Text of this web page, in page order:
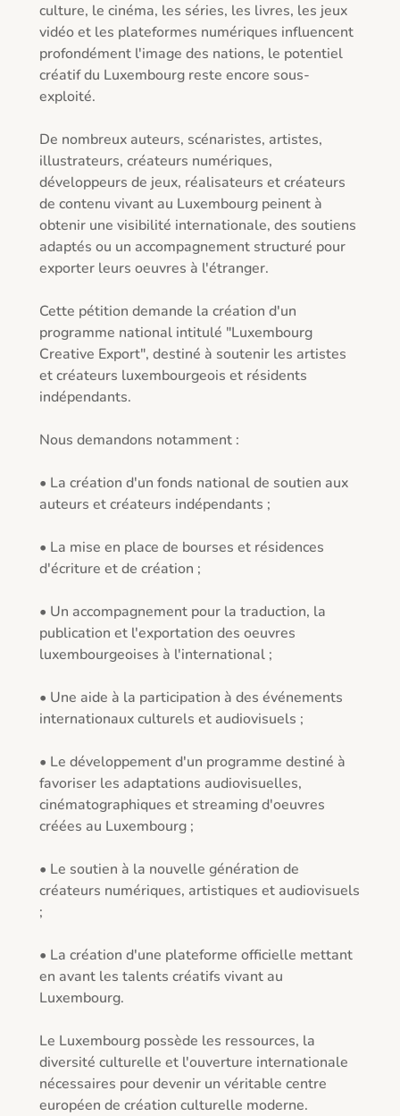
culture, le cinéma, les séries, les livres, les jeux
vidéo et les plateformes numériques influencent
profondément l'image des nations, le potentiel
créatif du Luxembourg reste encore sous-
exploité.
De nombreux auteurs, scénaristes, artistes,
illustrateurs, créateurs numériques,
développeurs de jeux, réalisateurs et créateurs
de contenu vivant au Luxembourg peinent à
obtenir une visibilité internationale, des soutiens
adaptés ou un accompagnement structuré pour
exporter leurs oeuvres à l'étranger.
Cette pétition demande la création d'un
programme national intitulé "Luxembourg
Creative Export", destiné à soutenir les artistes
et créateurs luxembourgeois et résidents
indépendants.
Nous demandons notamment :
• La création d'un fonds national de soutien aux
auteurs et créateurs indépendants ;
• La mise en place de bourses et résidences
d'écriture et de création ;
• Un accompagnement pour la traduction, la
publication et l'exportation des oeuvres
luxembourgeoises à l'international ;
• Une aide à la participation à des événements
internationaux culturels et audiovisuels ;
• Le développement d'un programme destiné à
favoriser les adaptations audiovisuelles,
cinématographiques et streaming d'oeuvres
créées au Luxembourg ;
• Le soutien à la nouvelle génération de
créateurs numériques, artistiques et audiovisuels
;
• La création d'une plateforme officielle mettant
en avant les talents créatifs vivant au
Luxembourg.
Le Luxembourg possède les ressources, la
diversité culturelle et l'ouverture internationale
nécessaires pour devenir un véritable centre
européen de création culturelle moderne.